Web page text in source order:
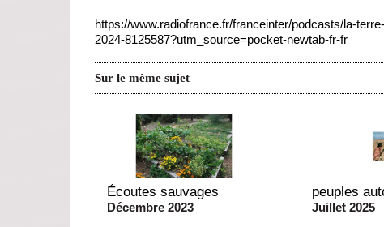
https://www.radiofrance.fr/franceinter/podcasts/la-
2024-8125587?utm_source=pocket-newtab-fr-fr
Sur le même sujet
Écoutes sauvages
Décembre 2023
peuples
Juillet 2025